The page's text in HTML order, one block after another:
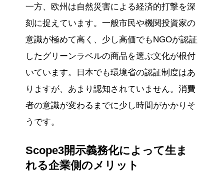
一方、欧州は自然災害による経済的打撃を深
刻に捉えています。一般市民や機関投資家の
意識が極めて高く、少し高価でもNGOが認証
したグリーンラベルの商品を選ぶ文化が根付
いています。日本でも環境省の認証制度はあ
りますが、あまり認知されていません。消費
者の意識が変わるまでに少し時間がかかりそ
うです。
Scope3開示義務化によって生ま
れる企業側のメリット